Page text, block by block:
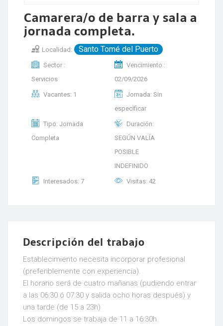
Camarera/o de barra y sala a
jornada completa.
Localidad: Santo Tomé del Puerto
Sector :
Servicios
Vencimiento :
02/09/2026
Vacantes: 1
Jornada: Sin
especificar
Tipo: Jornada
Completa
Duración:
SEGÚN VALÍA
POSIBLE
INDEFINIDO
Interesados: 7 Visitas: 42
Descripción del trabajo
Establecimiento necesita incorporar profesional
(preferiblemente con experiencia).
El horario será de cuatro mañanas (pudiendo entrar
a las 06:30 ó 07:30 y salida ocho horas después) y
una tarde (de 15 a 23h)
Los domingos se trabaja de 11 a 16:30h.